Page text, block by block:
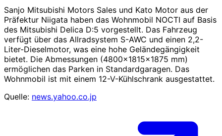
Sanjo Mitsubishi Motors Sales und Kato Motor aus der
Präfektur Niigata haben das Wohnmobil NOCTI auf Basis
des Mitsubishi Delica D:5 vorgestellt. Das Fahrzeug
verfügt über das Allradsystem S-AWC und einen 2,2-
Liter-Dieselmotor, was eine hohe Geländegängigkeit
bietet. Die Abmessungen (4800×1815×1875 mm)
ermöglichen das Parken in Standardgaragen. Das
Wohnmobil ist mit einem 12-V-Kühlschrank ausgestattet.
Quelle: news.yahoo.co.jp